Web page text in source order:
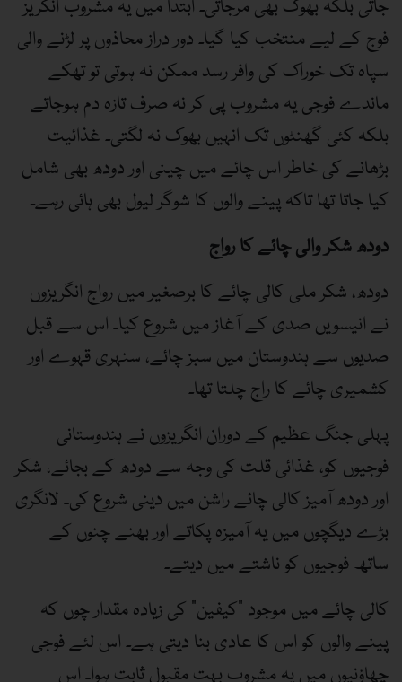
جاتی بلکہ بھوک بھی مرجاتی۔ ابتدا میں یہ مشروب انگریز
فوج کے لیے منتخب کیا گیا۔ دور دراز محاذوں پر لڑنے والی
سپاہ تک خوراک کی وافر رسد ممکن نہ ہوتی تو تھکے
ماندے فوجی یہ مشروب پی کر نہ صرف تازہ دم ہوجاتے
بلکہ کئی گھنٹوں تک انہیں بھوک نہ لگتی۔ غذائیت
بڑھانے کی خاطر اس چائے میں چینی اور دودھ بھی شامل
کیا جاتا تھا تاکہ پینے والوں کا شوگر لیول بھی ہائی رہے۔
دودھ شکر والی چائے کا رواج
دودھ، شکر ملی کالی چائے کا برصغیر میں رواج انگریزوں
نے انیسویں صدی کے آغاز میں شروع کیا۔ اس سے قبل
صدیوں سے ہندوستان میں سبز چائے، سنہری قہوے اور
کشمیری چائے کا راج چلتا تھا۔
پہلی جنگ عظیم کے دوران انگریزوں نے ہندوستانی
فوجیوں کو، غذائی قلت کی وجہ سے دودھ کے بجائے، شکر
اور دودھ آمیز کالی چائے راشن میں دینی شروع کی۔ لانگری
بڑے دیگچوں میں یہ آمیزہ پکاتے اور بھنے چنوں کے
ساتھ فوجیوں کو ناشتے میں دیتے۔
کالی چائے میں موجود ”کیفین“ کی زیادہ مقدار چوں کہ
پینے والوں کو اس کا عادی بنا دیتی ہے۔ اس لئے فوجی
چھاؤنیوں میں یہ مشروب بہت مقبول ثابت ہوا۔ اس